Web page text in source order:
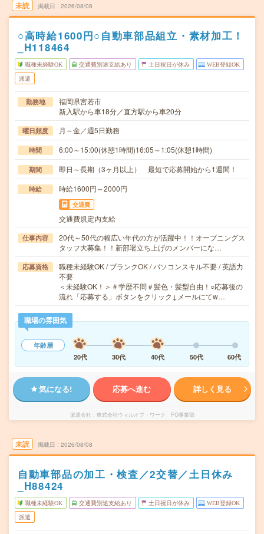
未読 掲載日 2026/08/08
○高時給1600円○自動車部品組立・素材加工！
_H118464
職種未経験OK 交通費別途支給あり 土日祝日が休み WEB登録OK
派遣
勤務地
福岡県宮若市
新入駅から車18分／直方駅から車20分
曜日頻度 月～金／週5日勤務
時間 6:00～15:00(休憩1時間)16:05～1:05(休憩1時間)
期間 即日～長期（3ヶ月以上） 最短で応募開始から1週間！
時給 時給1600円～2000円
交通費
交通費規定内支給
仕事内容
20代～50代の幅広い年代の方が活躍中！！オープニングス
タッフ大募集！！新部署立ち上げのメンバーにな…
応募資格
職種未経験OK / ブランクOK / パソコンスキル不要 / 英語力
不要
＜未経験OK！＞＃学歴不問＃髪色・髪型自由！○応募後の
流れ「応募する」ボタンをクリック↓メールにてw…
職場の雰囲気
年齢層
20代
30代 40代 50代 60代
気になる! 応募へ進む 詳しく見る
派遣会社 株式会社ウィルオブ・ワーク FO事業部
未読 掲載日 2026/08/08
自動車部品の加工・検査／2交替／土日休み
_H88424
職種未経験OK 交通費別途支給あり 土日祝日が休み WEB登録OK
派遣